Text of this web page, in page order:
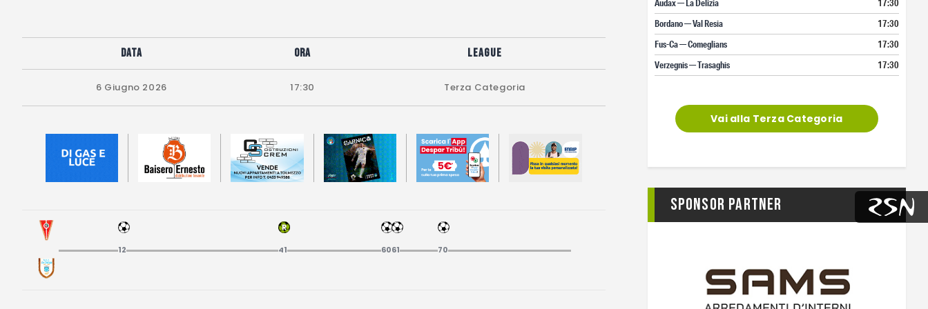
Data Ora League
6 Giugno 2026 17:30 Terza Categoria
12 41 6061 70
Audax — La Delizia
17:30
Bordano — Val Resia
17:30
Fus-Ca — Comeglians
17:30
Verzegnis — Trasaghis
17:30
Vai alla Terza Categoria
Sponsor Partner